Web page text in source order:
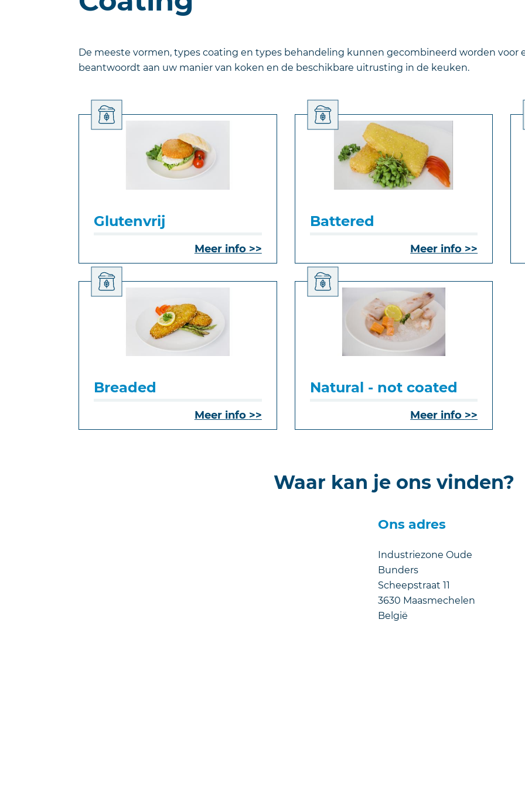
De meeste vormen, types coating en types behandeling kunnen gecombineerd worden voor
beantwoordt aan uw manier van koken en de beschikbare uitrusting in de keuken.
Glutenvrij
Meer info
Battered
Meer info
Breaded
Meer info
Natural - not coated
Meer info
Waar kan je ons vinden?
Ons adres
Industriezone Oude
Bunders
Scheepstraat 11
3630 Maasmechelen
België